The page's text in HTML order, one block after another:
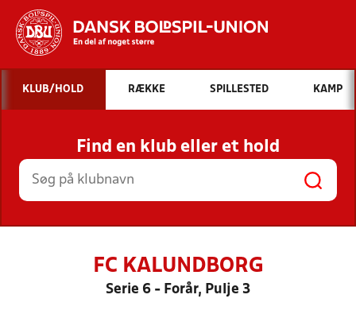
Hvad vil du søge efter?
INDHOLD OG NYHEDER
STILLINGER, RESULTATER, KLUBBER OG
HOLD
KLUB/HOLD RÆKKE SPILLESTED KAMP
Find en klub eller et hold
FC KALUNDBORG
Serie 6 - Forår, Pulje 3